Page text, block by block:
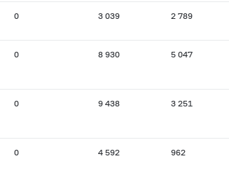
0 3 039 2 789
0 8 930 5 047
0 9 438 3 251
0 4 592 962